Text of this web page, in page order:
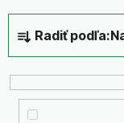
R
a
d
e
Radiť podľa: